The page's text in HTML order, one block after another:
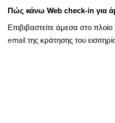
Πώς κάνω Web check-in για
Επιβιβαστείτε άμεσα στο
email της κράτησης του